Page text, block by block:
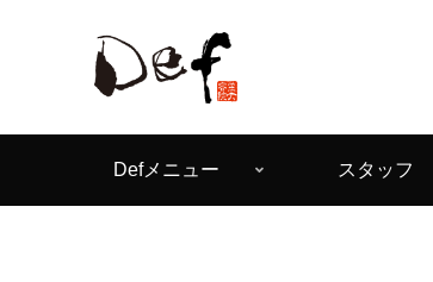
Defメニュー スタッフ